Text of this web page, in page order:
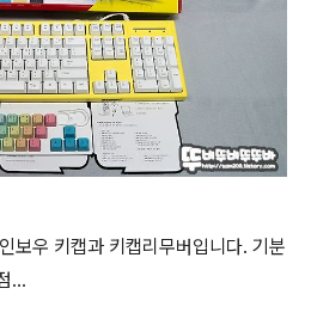
보우 키캡과 키캡리무버입니다. 기분
...